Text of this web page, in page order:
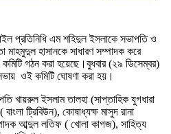
প্রতিনিধি এম শহিদুল ইসলাকে সভাপতি ও
মাহমুদুল হাসানকে সাধারণ সম্পাদক করে
কমিটি গঠন করা হয়েছে।বুধবার (২৯ ডিসেম্বর)
সভায় ওই কমিটি ঘোষণা করা হয়।
খায়রুল ইসলাম তালহা (সাপ্তাহিক যুগধারা
ট্রিবিউন), কোষাধ্যক্ষ মাসুদ রানা
আব্দুল লতিফ ( খোলা কাগজ), সাহিত্য